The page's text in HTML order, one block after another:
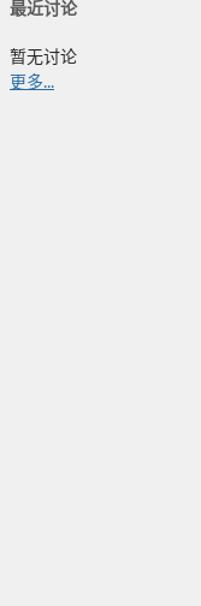
最近讨论
暂无讨论
更多...